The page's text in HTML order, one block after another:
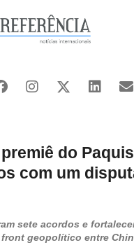
do
com um
sete acordos e
geopolítico entre